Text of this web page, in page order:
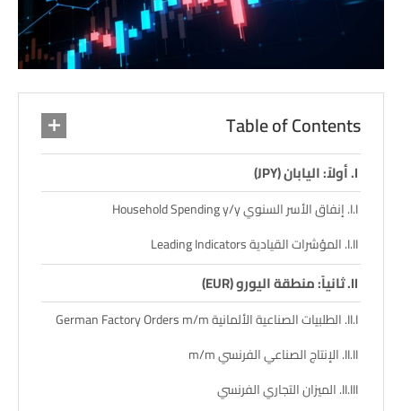
Table of Contents
أولاً: اليابان (JPY)
إنفاق الأسر السنوي Household Spending y/y
المؤشرات القيادية Leading Indicators
ثانياً: منطقة اليورو (EUR)
الطلبيات الصناعية الألمانية German Factory Orders m/m
الإنتاج الصناعي الفرنسي m/m
الميزان التجاري الفرنسي